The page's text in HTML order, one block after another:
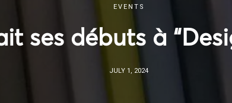
EVENTS
ses débuts à
JULY 1, 2024